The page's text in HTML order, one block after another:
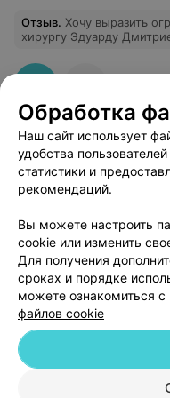
сейчас она работает на
не относимся к её
знаем, что нас
Отзыв. Хочу выразить
хирургу Эдуарду
Уколы анестезии были
об анатомии моих
этого доктора золотые
него. Большое спасибо
О проекте Новости
Обработка
Наш сайт использует
удобства
статистики и
рекомендаций.
Вы можете настроить
cookie или изменить
Для получения
сроках и порядке
можете ознакомиться с
файлов cookie